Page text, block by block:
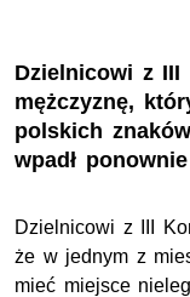
Dzielnicowi z III
mężczyznę,
polskich
wpadł
Dzielnicowi z III
że w jednym z
mieć miejsce